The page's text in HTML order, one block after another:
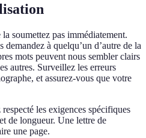
soumettez pas immédiatement.
à quelqu’un d’autre de la
mots peuvent nous sembler clairs
autres. Surveillez les erreurs
et assurez-vous que votre
les exigences spécifiques
de longueur. Une lettre de
une page.